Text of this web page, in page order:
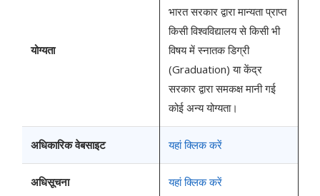
योग्यता
भारत सरकार द्वारा मान्यता प्राप्त
किसी विश्वविद्यालय से किसी भी
विषय में स्नातक डिग्री
(Graduation) या केंद्र
सरकार द्वारा समकक्ष मानी गई
कोई अन्य योग्यता।
अधिकारिक वेबसाइट यहां क्लिक करें
अधिसूचना यहां क्लिक करें